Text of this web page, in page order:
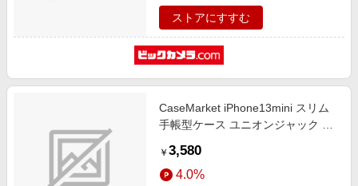
ストアにすすむ
CaseMarket iPhone13mini スリム
手帳型ケース ユニオンジャック コ
UK 1927 ダイアリー iPhone13mini-
BCM2S2312-78
￥ 3,580
4.0%